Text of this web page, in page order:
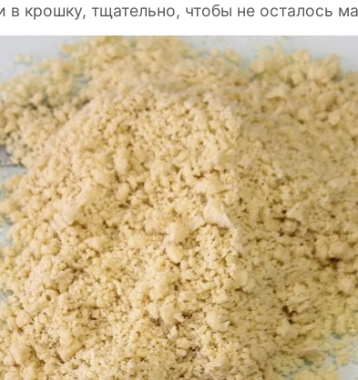
в крошку, тщательно, чтобы не осталось